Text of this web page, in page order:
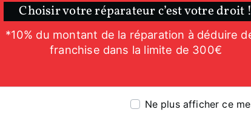
Choisir votre réparateur c’est votre droit !
*10% du montant de la réparation à déduire
franchise dans la limite de 300€
Ne plus afficher ce
serez accueilli
Poids Lourds
Pour rester à
de haute
régulièrement
pour son